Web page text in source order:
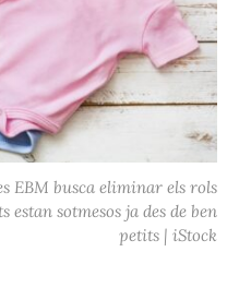
EBM busca eliminar els rols
estan sotmesos ja des de ben
petits | iStock